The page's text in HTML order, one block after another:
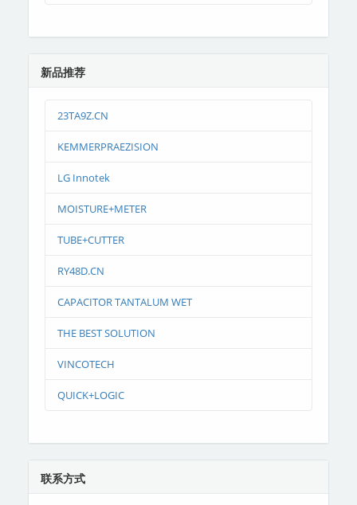
新品推荐
23TA9Z.CN
KEMMERPRAEZISION
LG Innotek
MOISTURE+METER
TUBE+CUTTER
RY48D.CN
CAPACITOR TANTALUM WET
THE BEST SOLUTION
VINCOTECH
QUICK+LOGIC
联系方式